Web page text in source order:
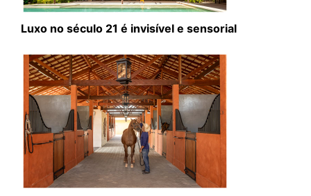
Luxo no século 21 é invisível e sensorial